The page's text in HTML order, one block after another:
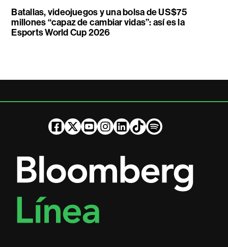
Batallas, videojuegos y una bolsa de US$75
millones “capaz de cambiar vidas”: así es la
Esports World Cup 2026